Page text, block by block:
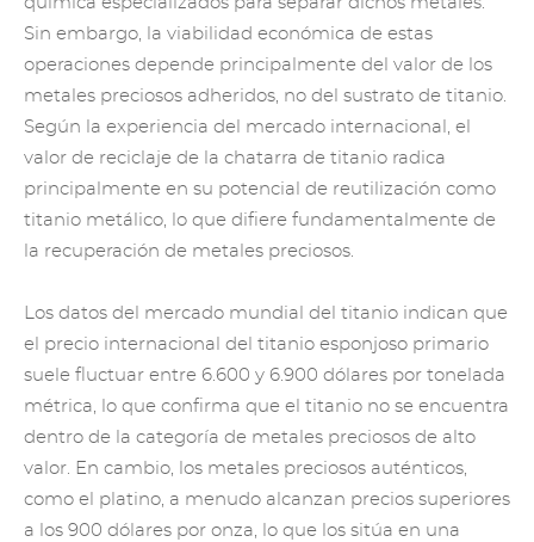
Sin embargo, la viabilidad económica de estas
operaciones depende principalmente del valor de los
metales preciosos adheridos, no del sustrato de titanio.
Según la experiencia del mercado internacional, el
valor de reciclaje de la chatarra de titanio radica
principalmente en su potencial de reutilización como
titanio metálico, lo que difiere fundamentalmente de
la recuperación de metales preciosos.
Los datos del mercado mundial del titanio indican que
el precio internacional del titanio esponjoso primario
suele fluctuar entre 6.600 y 6.900 dólares por tonelada
métrica, lo que confirma que el titanio no se encuentra
dentro de la categoría de metales preciosos de alto
valor. En cambio, los metales preciosos auténticos,
como el platino, a menudo alcanzan precios superiores
a los 900 dólares por onza, lo que los sitúa en una